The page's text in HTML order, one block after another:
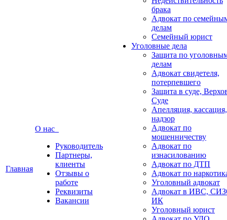
Главная
О нас
Руководитель
Партнеры,
клиенты
Отзывы о
работе
Реквизиты
Вакансии
брака
Адвокат по
делам
Семейный юрист
Уголовные дела
Защита по
делам
Адвокат свидетеля,
потерпевшего
Защита в суде,
Суде
Апелляция, кассация,
надзор
Адвокат по
мошенничеству
Адвокат по
изнасилованию
Адвокат по ДТП
Адвокат по
Уголовный адвокат
Адвокат в ИВС,
ИК
Уголовный юрист